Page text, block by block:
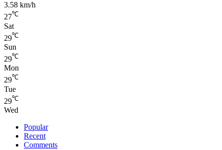
3.58 km/h
27℃
Sat
29℃
Sun
29℃
Mon
29℃
Tue
29℃
Wed
Popular
Recent
Comments